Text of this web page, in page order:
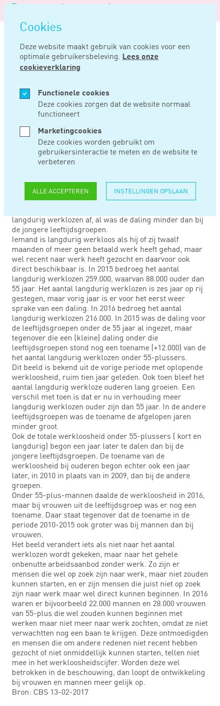
overslaan
Cookies
Deze website maakt gebruik van cookies voor een
optimale gebruikersbeleving. Lees onze
cookieverklaring
Functionele cookies
Deze cookies zorgen dat de website normaal
functioneert
Marketingcookies
Deze cookies worden gebruikt om
gebruikersinteractie te meten en de website te
verbeteren
ALLE ACCEPTEREN INSTELLINGEN OPSLAAN
Logo
Noord
Negentig
Home Nieuws Langdurige werkloosheid daalt
FEB 13, 2017
LANGDURIGE
WERKLOOSHEID
DAALT
Voor het eerst sinds 2009 is de langdurige werkloosheid
langdurig werklozen af, al was de daling minder dan bij
de jongere leeftijdsgroepen.
Iemand is langdurig werkloos als hij of zij twaalf
maanden of meer geen betaald werk heeft gehad, maar
wel recent naar werk heeft gezocht en daarvoor ook
direct beschikbaar is. In 2015 bedroeg het aantal
langdurig werklozen 259.000, waarvan 88.000 ouder dan
55 jaar. Het aantal langdurig werklozen is zes jaar op rij
gestegen, maar vorig jaar is er voor het eerst weer
sprake van een daling. In 2016 bedroeg het aantal
langdurig werklozen 216.000. In 2015 was de daling voor
de leeftijdsgroepen onder de 55 jaar al ingezet, maar
tegenover die een (kleine) daling onder die
leeftijdsgroepen stond nog een toename (+12.000) van de
het aantal langdurig werklozen onder 55-plussers.
Dit beeld is bekend uit de vorige periode met oplopende
werkloosheid, ruim tien jaar geleden. Ook toen bleef het
aantal langdurig werkloze ouderen lang groeien. Een
verschil met toen is dat er nu in verhouding meer
langdurig werklozen ouder zijn dan 55 jaar. In de andere
leeftijdsgroepen was de toename de afgelopen jaren
minder groot.
Ook de totale werkloosheid onder 55-plussers ( kort en
langdurig) begon een jaar later te dalen dan bij de
jongere leeftijdsgroepen. De toename van de
werkloosheid bij ouderen begon echter ook een jaar
later, in 2010 in plaats van in 2009, dan bij de andere
groepen.
Onder 55-plus-mannen daalde de werkloosheid in 2016,
maar bij vrouwen uit de leeftijdsgroep was er nog een
toename. Daar staat tegenover dat de toename in de
periode 2010-2015 ook groter was bij mannen dan bij
vrouwen.
Het beeld verandert iets als niet naar het aantal
werklozen wordt gekeken, maar naar het gehele
onbenutte arbeidsaanbod zonder werk. Zo zijn er
mensen die wel op zoek zijn naar werk, maar niet zouden
kunnen starten, en er zijn mensen die juist niet op zoek
zijn naar werk maar wel direct kunnen beginnen. In 2016
waren er bijvoorbeeld 22.000 mannen en 28.000 vrouwen
van 55-plus die wel zouden kunnen beginnen met
werken maar niet meer naar werk zochten, omdat ze niet
verwachtten nog een baan te krijgen. Deze ontmoedigden
en mensen die om andere redenen niet recent hebben
gezocht of niet onmiddellijk kunnen starten, tellen niet
mee in het werkloosheidscijfer. Worden deze wel
betrokken in de beschouwing, dan loopt de ontwikkeling
bij vrouwen en mannen meer gelijk op.
Bron: CBS 13-02-2017